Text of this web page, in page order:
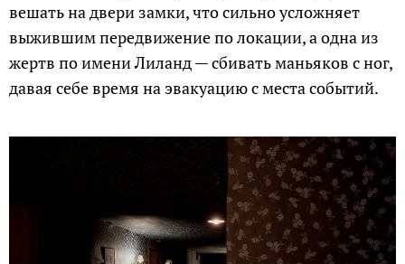
вешать на двери замки, что сильно усложняет
выжившим передвижение по локации, а одна из
жертв по имени Лиланд — сбивать маньяков с ног,
давая себе время на эвакуацию с места событий.